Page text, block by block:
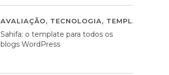
AVALIAÇÃO, TECNOLOGIA, TEMPLATES
Sahifa: o template para todos os
blogs WordPress